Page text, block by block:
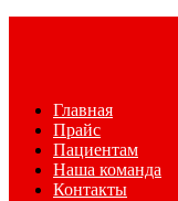
Главная
Прайс
Пациентам
Наша команда
Контакты